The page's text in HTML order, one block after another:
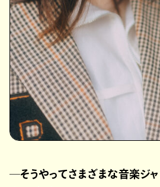
─そうやってさまざまな音楽ジ